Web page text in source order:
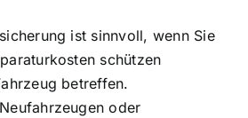
ist sinnvoll, wenn Sie
schützen
betreffen.
oder